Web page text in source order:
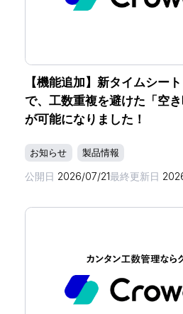
【機能追加】新タイムシー
で、工数重複を避けた「空き
が可能になりました！
お知らせ 製品情報
公開日 2026/07/21最終更新日